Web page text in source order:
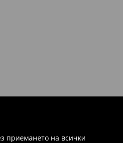
приемането на всички